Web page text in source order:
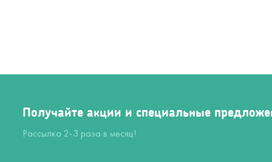
Получайте акции и специальные
Рассылка 2-3 раза в месяц!